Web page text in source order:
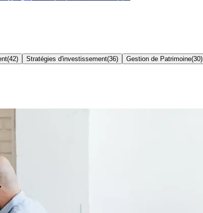
(42) Stratégies d'investissement(36) Gestion de Patrimoine(30)